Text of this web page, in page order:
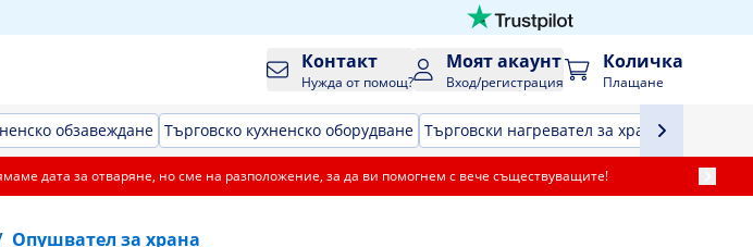
Контакт
Нужда от помощ?
Моят акаунт
Вход/регистрация
Количка
Плащане
обзавеждане Търговско кухненско оборудване Търговски нагревател за храна
дата за отваряне, но сме на разположение, за да ви помогнем с вече съществуващите!
Опушвател за храна